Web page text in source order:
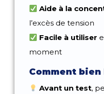
Aide à la
l’excès de tension
Facile à utiliser
moment
Comment bien
Avant un test,